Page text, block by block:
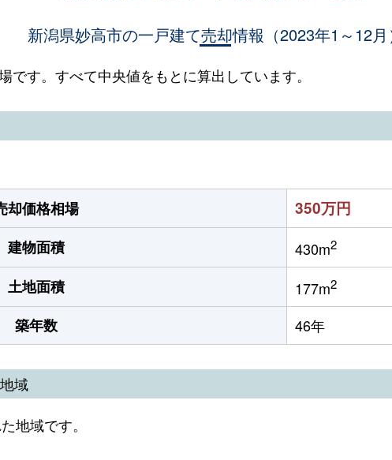
新潟県妙高市の一戸建て売却情報（2023年1～12月
です。すべて中央値をもとに算出しています。
却価格相場
350万円
建物面積 430m2
土地面積 177m2
築年数 46年
域
地域です。